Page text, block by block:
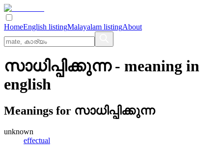
HomeEnglish listingMalayalam listingAbout
സാധിപ്പിക്കുന്ന- meaning in
english
Meanings for സാധിപ്പിക്കുന്ന
unknown
effectual